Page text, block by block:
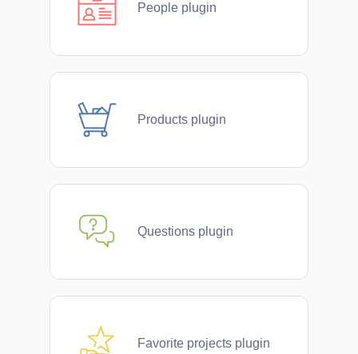
People plugin
Products plugin
Questions plugin
Favorite projects plugin